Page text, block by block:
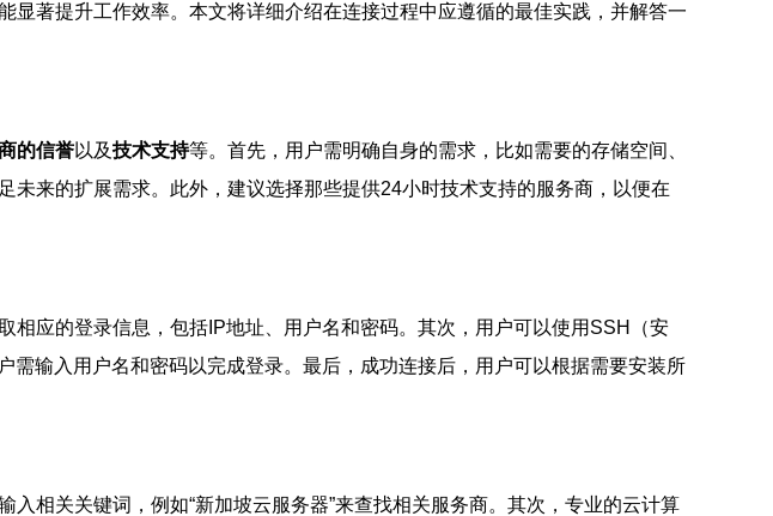
著提升工作效率。本文将详细介绍在连接过程中应遵循的最佳实践，并解答一
的信誉以及技术支持等。首先，用户需明确自身的需求，比如需要的存储空间、
来的扩展需求。此外，建议选择那些提供24小时技术支持的服务商，以便在
应的登录信息，包括IP地址、用户名和密码。其次，用户可以使用SSH（安
输入用户名和密码以完成登录。最后，成功连接后，用户可以根据需要安装所
相关关键词，例如“新加坡云服务器”来查找相关服务商。其次，专业的云计算